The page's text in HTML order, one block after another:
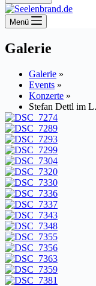
Menü
Galerie
Galerie »
Events »
Konzerte »
Stefan Dettl im